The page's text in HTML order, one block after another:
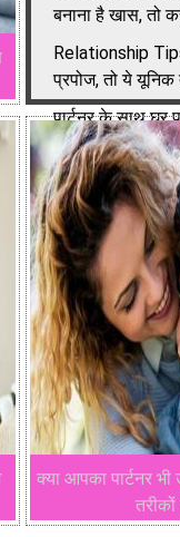
बनाना है खास, तो
Relationship
प्रपोज, तो ये
पार्टनर के साथ घर
पर करें डेकोरेशन
क्या आपका पार्टनर